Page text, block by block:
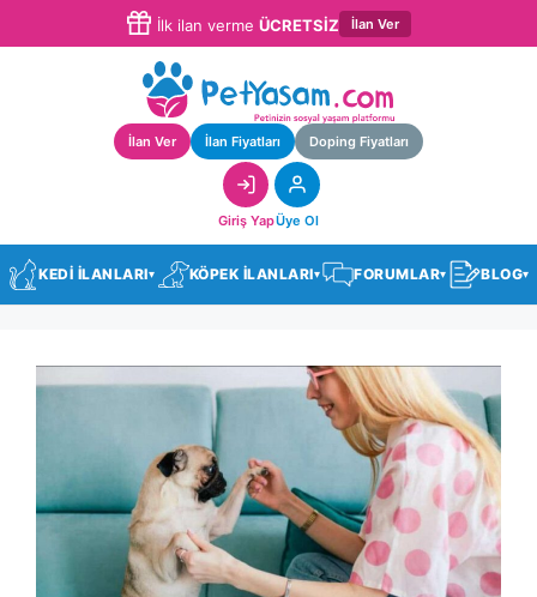
İlk ilan verme ÜCRETSİZ İlan Ver
İlan Ver İlan Fiyatları Doping Fiyatları
Giriş YapÜye Ol
KEDİ İLANLARI▾ KÖPEK İLANLARI▾ FORUMLAR▾ BLOG▾